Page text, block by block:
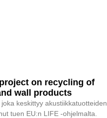
on recycling of
wall products
keskittyy akustiikkatuotteiden
tuen EU:n LIFE -ohjelmalta.